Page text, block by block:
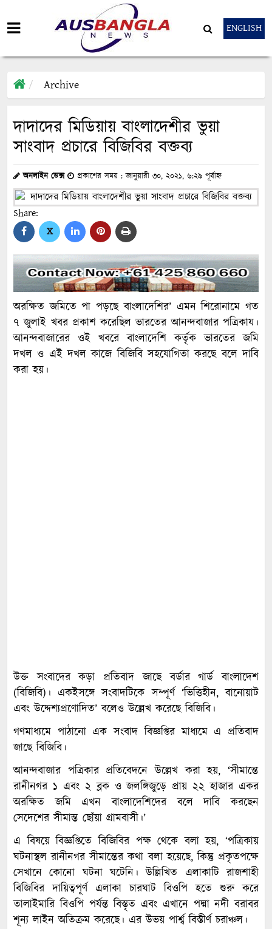
ENGLISH
Archive
দাদাদের মিডিয়ায় বাংলাদেশীর ভুয়া
সাংবাদ প্রচারে বিজিবির বক্তব্য
অনলাইন ডেক্স প্রকাশের সময় : জানুয়ারী ৩০, ২০২১, ৬:২৯ পূর্বাহ্ন
Share:
X
অরক্ষিত জমিতে পা পড়ছে বাংলাদেশির’ এমন শিরোনামে গত
৭ জুলাই খবর প্রকাশ করেছিল ভারতের আনন্দবাজার পত্রিকায।
আনন্দবাজারের ওই খবরে বাংলাদেশি কর্তৃক ভারতের জমি
দখল ও এই দখল কাজে বিজিবি সহযোগিতা করছে বলে দাবি
করা হয়।
উক্ত সংবাদের কড়া প্রতিবাদ জাছে বর্ডার গার্ড বাংলাদেশ
(বিজিবি)। একইসঙ্গে সংবাদটিকে সম্পূর্ণ ‘ভিত্তিহীন, বানোয়াট
এবং উদ্দেশ্যপ্রণোদিত’ বলেও উল্লেখ করেছে বিজিবি।
গণমাধ্যমে পাঠানো এক সংবাদ বিজ্ঞপ্তির মাধ্যমে এ প্রতিবাদ
জাছে বিজিবি।
আনন্দবাজার পত্রিকার প্রতিবেদনে উল্লেখ করা হয়, ‘সীমান্তে
রানীনগর ১ এবং ২ ব্লক ও জলঙ্গিজুড়ে প্রায় ২২ হাজার একর
অরক্ষিত জমি এখন বাংলাদেশিদের বলে দাবি করছেন
সেদেশের সীমান্ত ছোঁয়া গ্রামবাসী।’
এ বিষয়ে বিজ্ঞপ্তিতে বিজিবির পক্ষ থেকে বলা হয়, ‘পত্রিকায়
ঘটনাস্থল রানীনগর সীমান্তের কথা বলা হয়েছে, কিন্তু প্রকৃতপক্ষে
সেখানে কোনো ঘটনা ঘটেনি। উল্লিখিত এলাকাটি রাজশাহী
বিজিবির দায়িত্বপূর্ণ এলাকা চারঘাট বিওপি হতে শুরু করে
তালাইমারি বিওপি পর্যন্ত বিস্তৃত এবং এখানে পদ্মা নদী বরাবর
শূন্য লাইন অতিক্রম করেছে। এর উভয় পার্শ্ব বিস্তীর্ণ চরাঞ্চল।